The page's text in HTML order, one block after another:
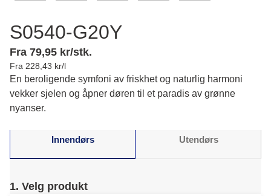
S0540-G20Y
Fra 79,95 kr/stk.
Fra 228,43 kr/l
En beroligende symfoni av friskhet og naturlig harmoni
vekker sjelen og åpner døren til et paradis av grønne
nyanser.
Innendørs Utendørs
1. Velg produkt